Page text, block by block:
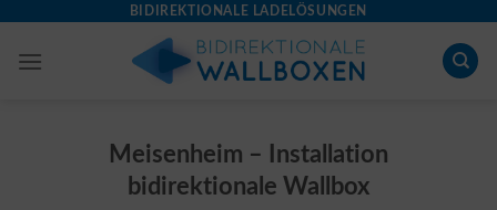
content
BIDIREKTIONALE LADELÖSUNGEN
Meisenheim – Installation
bidirektionale Wallbox